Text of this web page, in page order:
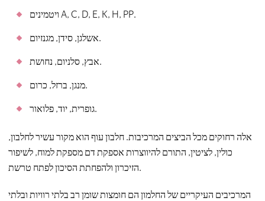
ויטמינים A, C, D, E, K, H, PP.
אשלגן, סידן, מגנזיום.
אבץ, סלניום, נחושת.
מנגן, ברזל, כרום.
גופרית, יוד, פלואור.
אלה רחוקים מכל הביצים המרכיבות. חלבון עוף הוא מקור עשיר לחלבון,
כולין, לציטין, התורם להיווצרות אספקת דם מספקת למוח, לשיפור
הזיכרון ולהפחתת הסיכון לפתח טרשת.
המרכיבים העיקריים של החלמון הם חומצות שומן רב בלתי רוויות ובלתי